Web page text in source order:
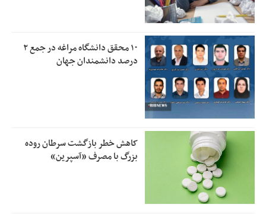
۱۰ محقق دانشگاه مراغه در جمع ۲
درصد دانشمندان جهان
کاهش خطر بازگشت سرطان روده
بزرگ با مصرف «آسپرین»